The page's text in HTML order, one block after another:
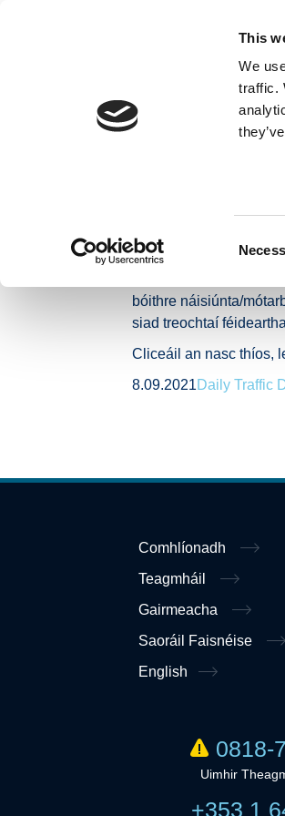
This
We
traffic.
Baile Preaseisiúintí
Bóithre
bóithre náisiúnta/
siad treochtaí
Cliceáil an nasc thíos,
8.09.2021Daily Traffic
Comhlíonadh
Teagmháil
Gairmeacha
Saoráil Faisnéise
English
0818-
Uimhir
+353 1